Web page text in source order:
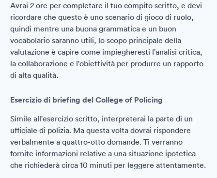
Avrai 2 ore per completare il tuo compito scritto, e devi
ricordare che questo è uno scenario di gioco di ruolo,
quindi mentre una buona grammatica e un buon
vocabolario saranno utili, lo scopo principale della
valutazione è capire come impiegheresti l'analisi critica,
la collaborazione e l'obiettività per produrre un rapporto
di alta qualità.
Esercizio di briefing del College of Policing
Simile all'esercizio scritto, interpreterai la parte di un
ufficiale di polizia. Ma questa volta dovrai rispondere
verbalmente a quattro-otto domande. Ti verranno
fornite informazioni relative a una situazione ipotetica
che richiederà circa 10 minuti per leggere attentamente.